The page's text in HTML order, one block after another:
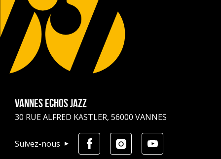
Vannes Echos Jazz
30 RUE ALFRED KASTLER, 56000 VANNES
Suivez-nous